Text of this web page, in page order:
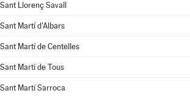
Sant Llorenç Savall
Sant Martí d'Albars
Sant Martí de Centelles
Sant Martí de Tous
Sant Martí Sarroca